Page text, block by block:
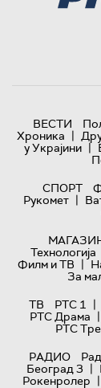
ВЕСТИ
Хроника |
у Украјини |
СПОРТ
Рукомет |
Технологијa
Филм и ТВ |
За
ТВ
РТС 1 |
РТС Драма |
РТС
РАДИО
Београд 3 |
Рокенролер |